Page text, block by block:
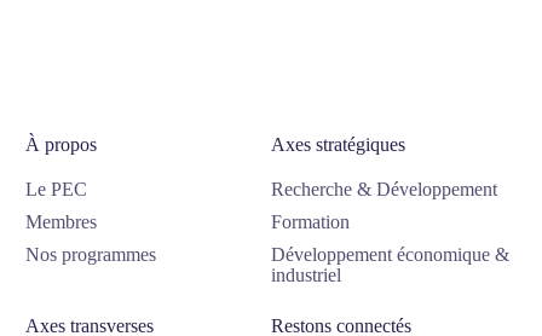
À propos
Le PEC
Membres
Nos programmes
Axes stratégiques
Recherche & Développement
Formation
Développement économique &
industriel
Axes transverses Restons connectés